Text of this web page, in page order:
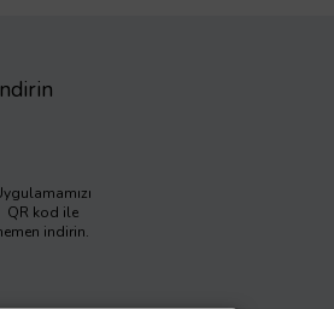
QR kod ile
indirin.